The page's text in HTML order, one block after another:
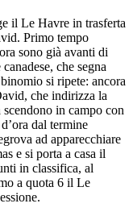
il Le Havre in trasferta
Primo tempo
sono già avanti di
che segna
si ripete: ancora
che indirizza la
in campo con
dal termine
ad apparecchiare
e si porta a casa il
in classifica, al
a quota 6 il Le